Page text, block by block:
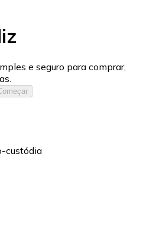
e seguro para comprar,
custódia